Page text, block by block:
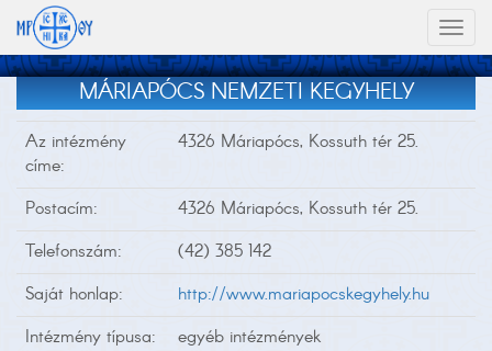
MÁRIAPÓCS NEMZETI KEGYHELY
Az intézmény
címe:
4326 Máriapócs, Kossuth tér 25.
Postacím:
4326 Máriapócs, Kossuth tér 25.
Telefonszám:
(42) 385 142
Saját honlap:
http://www.mariapocskegyhely.hu
Intézmény típusa:
egyéb intézmények